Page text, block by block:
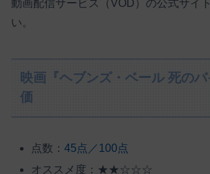
動画配信サービス（VOD）の公式サイ
い。
映画『ヘブンズ・ベール 死の
価
点数：45点／100点
オススメ度：★★☆☆☆